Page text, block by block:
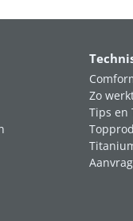
Zo
Tips en